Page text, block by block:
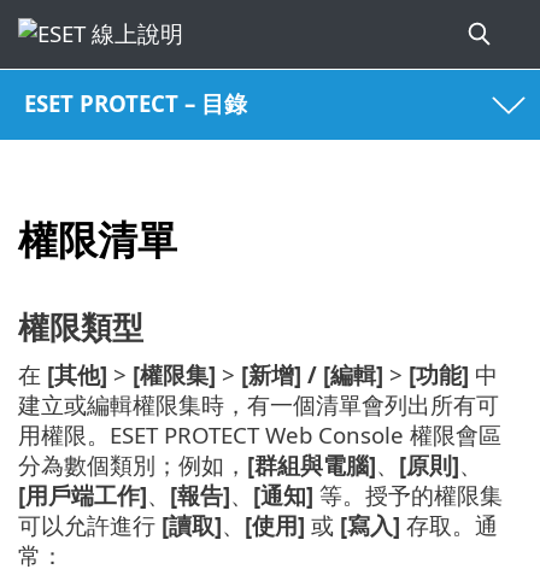
ESET PROTECT – 目錄
權限清單
權限類型
在 [其他] > [權限集] > [新增] / [編輯] > [功能] 中
建立或編輯權限集時，有一個清單會列出所有可
用權限。ESET PROTECT Web Console 權限會區
分為數個類別；例如， [群組與電腦]、 [原則]、
[用戶端工作]、 [報告]、 [通知] 等。授予的權限集
可以允許進行 [讀取]、 [使用] 或 [寫入] 存取。通
常：